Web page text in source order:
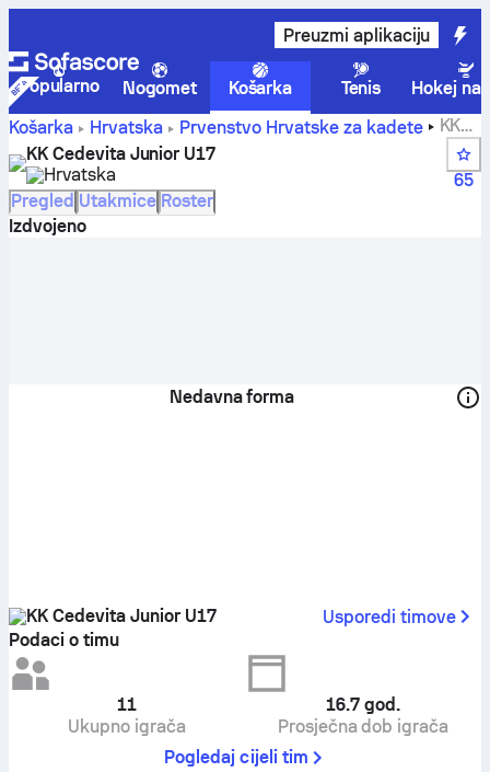
Preuzmi aplikaciju
Popularno Nogomet Košarka Tenis
Hokej na
Košarka
Hrvatska Prvenstvo Hrvatske za kadete
KK
Cedevita Junior U17 rezultati, tablice, raspored i igrači
KK Cedevita Junior U17
Hrvatska
65
Pregled Utakmice Roster
Izdvojeno
Nedavna forma
KK Cedevita Junior U17
Usporedi timove
Podaci o timu
11
Ukupno igrača
16.7 god.
Prosječna dob igrača
Pogledaj cijeli tim